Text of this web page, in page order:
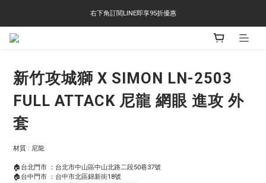
右下角訂閱LINE即享95折優惠
右下角訂閱LINE即享95折優惠
TS-2618 涼感短T 多版型選擇,涼感優惠 單件390 兩件750 三件1000 十件3000
新竹攻城獅 X SIMON LN-2503
FULL ATTACK 尼龍 網眼 進攻 外
套
材質 : 尼龍
🏠台北門市 ：台北市中山區中山北路二段50巷37號
🏠台中門市 ：台中市北區錦新街18號